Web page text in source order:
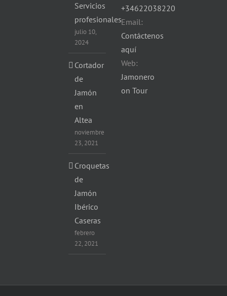
Servicios
profesionales
julio 10,
2024
Cortador
de
Jamón
en
Altea
noviembre
23, 2021
Croquetas
de
Jamón
Ibérico
Caseras
febrero
22, 2021
+34622038220
Email:
Contáctenos
aquí
Web:
Jamonero
on Tour